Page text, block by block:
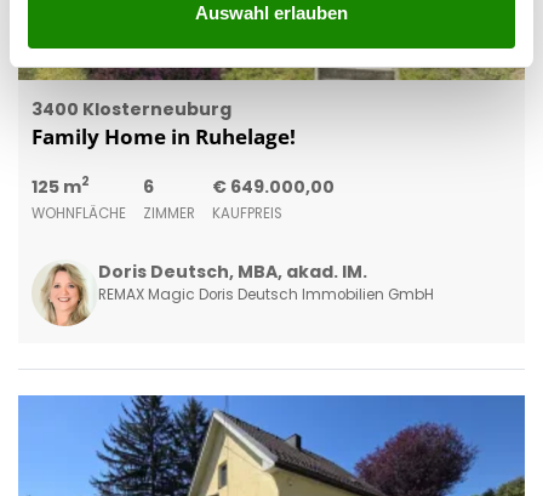
Auswahl erlauben
3400 Klosterneuburg
Family Home in Ruhelage!
125 m2
WOHNFLÄCHE
6
ZIMMER
€ 649.000,00
KAUFPREIS
Doris Deutsch, MBA, akad. IM.
REMAX Magic Doris Deutsch Immobilien GmbH